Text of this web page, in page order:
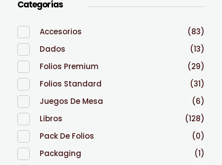
Categorías
Accesorios
(83)
Dados
(13)
Folios Premium
(29)
Folios Standard
(31)
Juegos De Mesa
(6)
Libros
(128)
Pack De Folios
(0)
Packaging
(1)